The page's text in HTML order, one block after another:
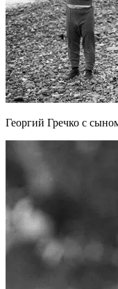
Георгий Гречко с